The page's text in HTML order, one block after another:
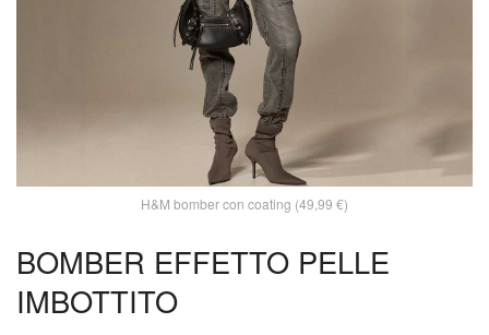
H&M bomber con coating (49,99 €)
BOMBER EFFETTO PELLE
IMBOTTITO